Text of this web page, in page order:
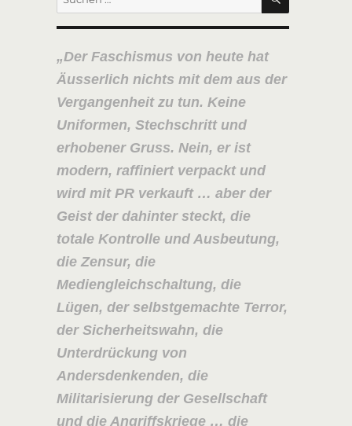
Der Faschismus von heute hat
Äusserlich nichts mit dem aus der
Vergangenheit zu tun. Keine
Uniformen, Stechschritt und
erhobener Gruss. Nein, er ist
modern, raffiniert verpackt und
wird mit PR verkauft … aber der
Geist der dahinter steckt, die
totale Kontrolle und Ausbeutung,
die Zensur, die
Mediengleichschaltung, die
Lügen, der selbstgemachte Terror,
der Sicherheitswahn, die
Unterdrückung von
Andersdenkenden, die
Militarisierung der Gesellschaft
und die Angriffskriege … die